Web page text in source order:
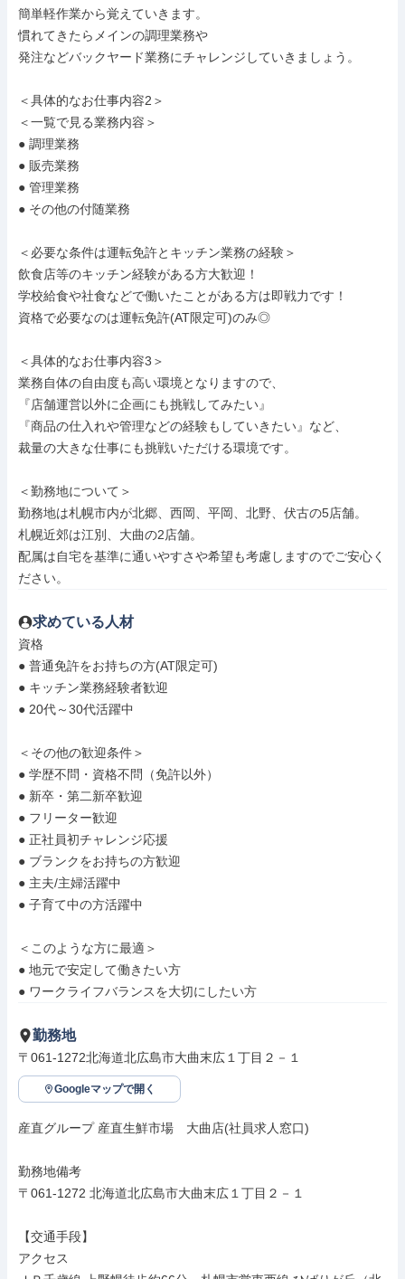
簡単軽作業から覚えていきます。
慣れてきたらメインの調理業務や
発注などバックヤード業務にチャレンジしていきましょう。
＜具体的なお仕事内容2＞
＜一覧で見る業務内容＞
● 調理業務
● 販売業務
● 管理業務
● その他の付随業務
＜必要な条件は運転免許とキッチン業務の経験＞
飲食店等のキッチン経験がある方大歓迎！
学校給食や社食などで働いたことがある方は即戦力です！
資格で必要なのは運転免許(AT限定可)のみ◎
＜具体的なお仕事内容3＞
業務自体の自由度も高い環境となりますので、
『店舗運営以外に企画にも挑戦してみたい』
『商品の仕入れや管理などの経験もしていきたい』など、
裁量の大きな仕事にも挑戦いただける環境です。
＜勤務地について＞
勤務地は札幌市内が北郷、西岡、平岡、北野、伏古の5店舗。
札幌近郊は江別、大曲の2店舗。
配属は自宅を基準に通いやすさや希望も考慮しますのでご安心く
ださい。
求めている人材
資格
● 普通免許をお持ちの方(AT限定可)
● キッチン業務経験者歓迎
● 20代～30代活躍中
＜その他の歓迎条件＞
● 学歴不問・資格不問（免許以外）
● 新卒・第二新卒歓迎
● フリーター歓迎
● 正社員初チャレンジ応援
● ブランクをお持ちの方歓迎
● 主夫/主婦活躍中
● 子育て中の方活躍中
＜このような方に最適＞
● 地元で安定して働きたい方
● ワークライフバランスを大切にしたい方
勤務地
〒061-1272北海道北広島市大曲末広１丁目２－１
Googleマップで開く
産直グループ 産直生鮮市場　大曲店(社員求人窓口)
勤務地備考
〒061-1272 北海道北広島市大曲末広１丁目２－１
【交通手段】
アクセス